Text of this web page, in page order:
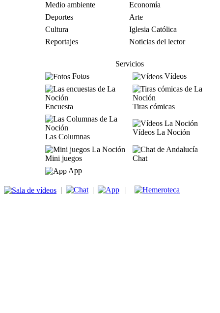
Medio ambiente
Economía
Deportes
Arte
Cultura
Iglesia Católica
Reportajes
Noticias del lector
Servicios
Fotos
Vídeos
Encuesta Tiras cómicas
Las Columnas
Vídeos La Noción
Mini juegos
Chat
App
| | |